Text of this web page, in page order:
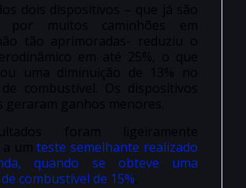
dois dispositivos – que já são
por muitos caminhões em
tão aprimoradas- reduziu o
em até 25%, o que
uma diminuição de 13% no
combustível. Os dispositivos
geraram ganhos menores.
foram ligeiramente
a umteste semelhante realizado
quando se obteve uma
combustível de 15%.